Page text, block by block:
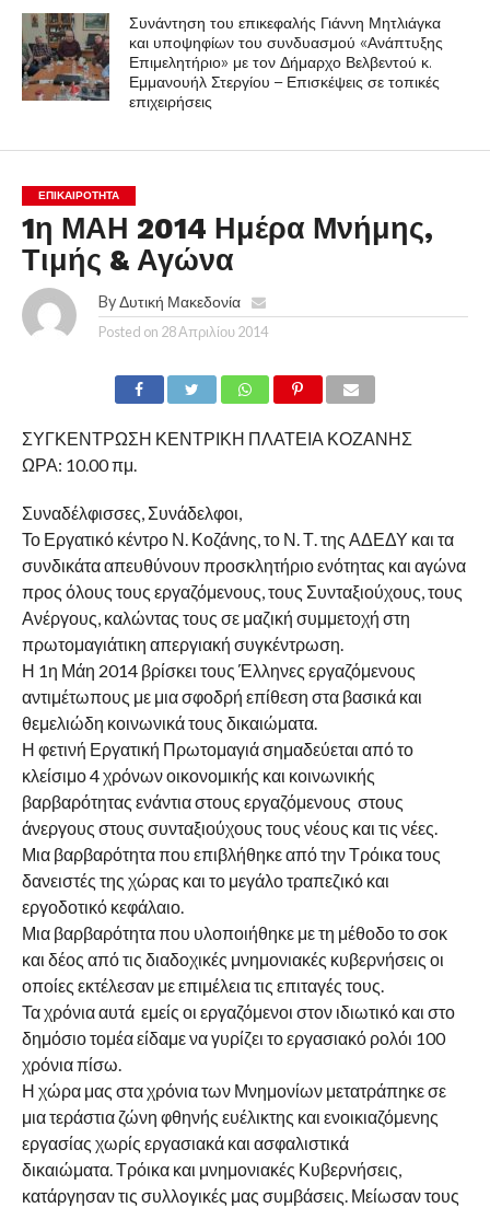
Συνάντηση του επικεφαλής Γιάννη Μητλιάγκα
και υποψηφίων του συνδυασμού «Ανάπτυξης
Επιμελητήριο» με τον Δήμαρχο Βελβεντού κ.
Εμμανουήλ Στεργίου – Επισκέψεις σε τοπικές
επιχειρήσεις
ΕΠΙΚΑΙΡΟΤΗΤΑ
1η ΜΑΗ 2014 Ημέρα Μνήμης,
Τιμής & Αγώνα
By Δυτική Μακεδονία
Posted on 28 Απριλίου 2014
ΣΥΓΚΕΝΤΡΩΣΗ ΚΕΝΤΡΙΚΗ ΠΛΑΤΕΙΑ ΚΟΖΑΝΗΣ
ΩΡΑ: 10.00 πμ.
Συναδέλφισσες, Συνάδελφοι,
Το Εργατικό κέντρο Ν. Κοζάνης, το Ν. Τ. της ΑΔΕΔΥ και τα
συνδικάτα απευθύνουν προσκλητήριο ενότητας και αγώνα
προς όλους τους εργαζόμενους, τους Συνταξιούχους, τους
Ανέργους, καλώντας τους σε μαζική συμμετοχή στη
πρωτομαγιάτικη απεργιακή συγκέντρωση.
Η 1η Μάη 2014 βρίσκει τους Έλληνες εργαζόμενους
αντιμέτωπους με μια σφοδρή επίθεση στα βασικά και
θεμελιώδη κοινωνικά τους δικαιώματα.
Η φετινή Εργατική Πρωτομαγιά σημαδεύεται από το
κλείσιμο 4 χρόνων οικονομικής και κοινωνικής
βαρβαρότητας ενάντια στους εργαζόμενους στους
άνεργους στους συνταξιούχους τους νέους και τις νέες.
Μια βαρβαρότητα που επιβλήθηκε από την Τρόικα τους
δανειστές της χώρας και το μεγάλο τραπεζικό και
εργοδοτικό κεφάλαιο.
Μια βαρβαρότητα που υλοποιήθηκε με τη μέθοδο το σοκ
και δέος από τις διαδοχικές μνημονιακές κυβερνήσεις οι
οποίες εκτέλεσαν με επιμέλεια τις επιταγές τους.
Τα χρόνια αυτά εμείς οι εργαζόμενοι στον ιδιωτικό και στο
δημόσιο τομέα είδαμε να γυρίζει το εργασιακό ρολόι 100
χρόνια πίσω.
Η χώρα μας στα χρόνια των Μνημονίων μετατράπηκε σε
μια τεράστια ζώνη φθηνής ευέλικτης και ενοικιαζόμενης
εργασίας χωρίς εργασιακά και ασφαλιστικά
δικαιώματα. Τρόικα και μνημονιακές Κυβερνήσεις,
κατάργησαν τις συλλογικές μας συμβάσεις. Μείωσαν τους